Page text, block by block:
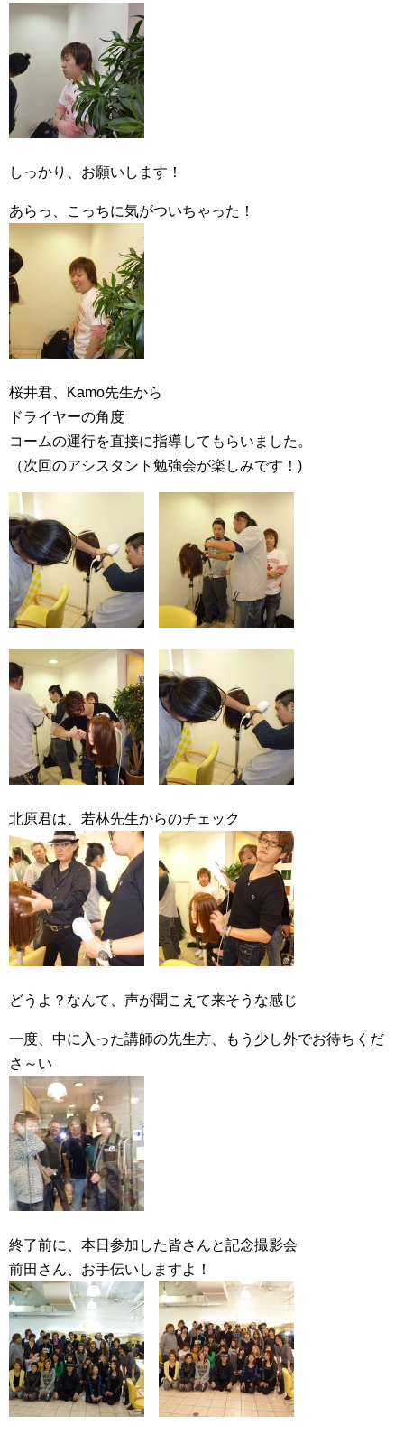
しっかり、お願いします！
あらっ、こっちに気がついちゃった！
桜井君、Kamo先生から
ドライヤーの角度
コームの運行を直接に指導してもらいました。
（次回のアシスタント勉強会が楽しみです！)
北原君は、若林先生からのチェック
どうよ？なんて、声が聞こえて来そうな感じ
一度、中に入った講師の先生方、もう少し外でお待ちくだ
さ～い
終了前に、本日参加した皆さんと記念撮影会
前田さん、お手伝いしますよ！